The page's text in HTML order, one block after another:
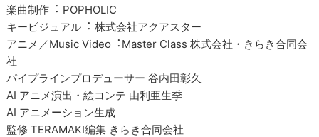
楽曲制作︓ POPHOLIC
キービジュアル︓ 株式会社アクアスター
アニメ／Music Video︓Master Class 株式会社・きらき合同会
社
パイプラインプロデューサー 谷内田彰久
AI アニメ演出・絵コンテ 由利亜生季
AI アニメーション生成
監修 TERAMAKI編集 きらき合同会社